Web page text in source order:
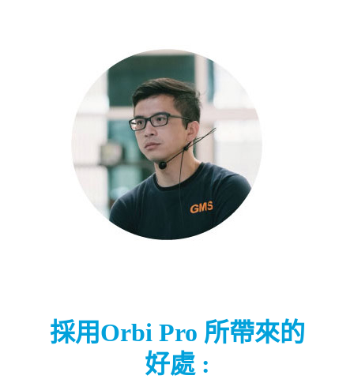
採用Orbi Pro 所帶來的
好處 :